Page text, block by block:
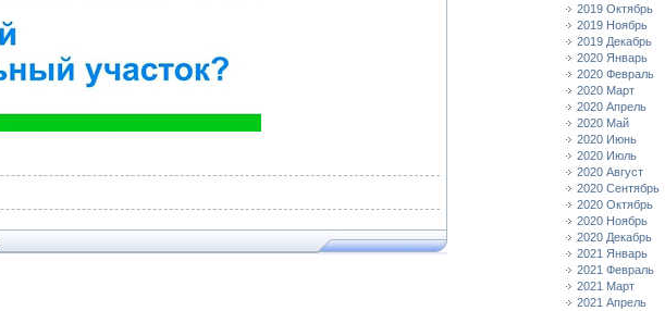
2019 Октябрь
2019 Ноябрь
2019 Декабрь
2020 Январь
2020 Февраль
2020 Март
2020 Апрель
2020 Май
2020 Июнь
2020 Июль
2020 Август
2020 Сентябрь
2020 Октябрь
2020 Ноябрь
2020 Декабрь
2021 Январь
2021 Февраль
2021 Март
2021 Апрель